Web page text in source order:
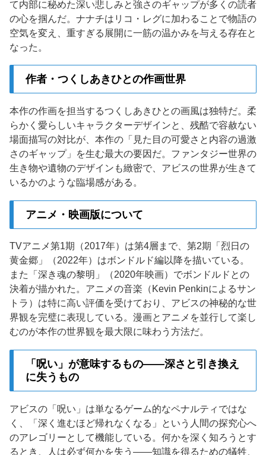
て内部に秘めた深い悲しみと強さのギャップが多くの読者
の心を掴んだ。ナナチはリコ・レグに加わることで物語の
空気を変え、重すぎる展開に一筋の温かみを与える存在と
なった。
作者・つくしあきひとの作画世界
本作の作画を担当するつくしあきひとの画風は独特だ。柔
らかく愛らしいキャラクターデザインと、残酷で容赦ない
場面描写の対比が、本作の「見た目の可愛さと内容の過激
さのギャップ」を生む最大の要因だ。ファンタジー世界の
生き物や遺物のデザインも緻密で、アビスの世界が生きて
いるかのような臨場感がある。
アニメ・映画版について
TVアニメ第1期（2017年）は第4層まで、第2期「烈日の
黄金郷」（2022年）はボンドルド編以降を描いている。
また「深き魂の黎明」（2020年映画）でボンドルドとの
決着が描かれた。アニメの音楽（Kevin Penkinによるサン
トラ）は特に高い評価を受けており、アビスの神秘的な世
界観を完璧に表現している。漫画とアニメを並行して楽し
むのが本作の世界観を最大限に味わう方法だ。
「呪い」が意味するもの——深さと引き換え
に失うもの
アビスの「呪い」は単なるゲーム的なペナルティではな
く、「深く進むほど帰れなくなる」という人間の探究心へ
のアレゴリーとして機能している。何かを深く知ろうとす
るとき、人は必ず何かを失う——知識を得るための犠牲、